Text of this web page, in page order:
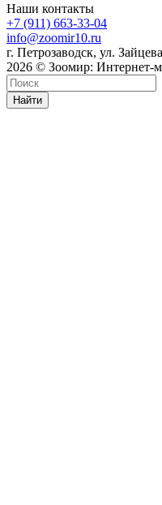
Наши контакты
+7 (911) 663-33-04
info@zoomir10.ru
г. Петрозаводск, ул.
2026 © Зоомир: Интернет-
Найти